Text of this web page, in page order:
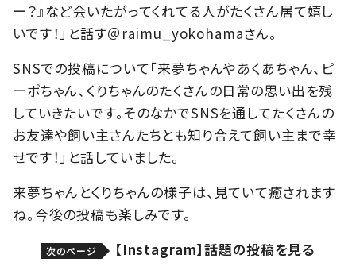
ー？』など会いたがってくれてる人がたくさん居て嬉し
いです！」と話す＠raimu_yokohamaさん。
SNSでの投稿について「来夢ちゃんやあくあちゃん、ピ
ーポちゃん、くりちゃんのたくさんの日常の思い出を残
していきたいです。そのなかでSNSを通してたくさんの
お友達や飼い主さんたちとも知り合えて飼い主まで幸
せです！」と話していました。
来夢ちゃんとくりちゃんの様子は、見ていて癒されます
ね。今後の投稿も楽しみです。
次のページ 【Instagram】話題の投稿を見る